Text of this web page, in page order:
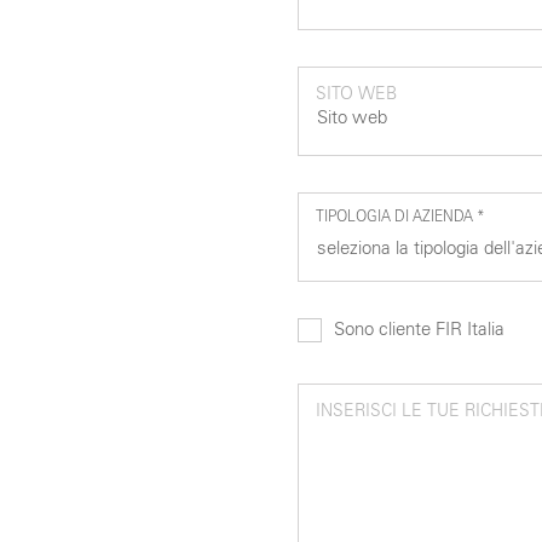
SITO WEB
TIPOLOGIA DI AZIENDA *
Sono cliente FIR Italia
INSERISCI LE TUE